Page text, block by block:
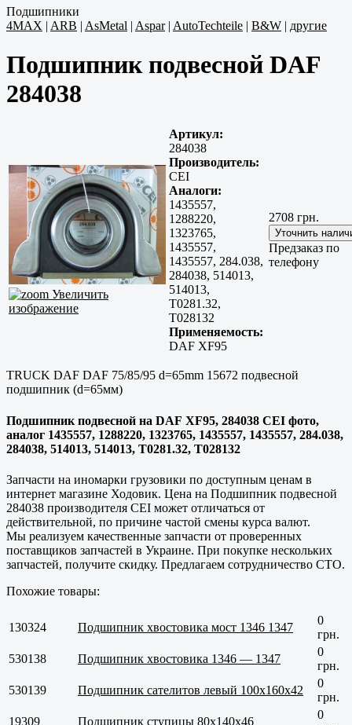
Подшипники
4MAX | ARB | AsMetal | Aspar| AutoTechteile | B&W | другие
Подшипник подвесной DAF
284038
Увеличить
изображение
Артикул:
284038
Производитель:
CEI
Аналоги:
1435557,
1288220,
1323765,
1435557,
1435557, 284.038,
284038, 514013,
514013,
T0281.32,
T028132
Применяемость:
DAF XF95
2708 грн.
Предзаказ по
телефону
TRUCK DAF DAF 75/85/95 d=65mm 15672 подвесной
подшипник (d=65мм)
Подшипник подвесной на DAF XF95, 284038 CEI фото,
аналог 1435557, 1288220, 1323765, 1435557, 1435557, 284.038,
284038, 514013, 514013, T0281.32, T028132
Запчасти на иномарки грузовики по доступным ценам в
интернет магазине Ходовик. Цена на Подшипник подвесной
284038 производителя CEI может отличаться от
действительной, по причине частой смены курса валют.
Мы реализуем качественные запчасти от проверенных
поставщиков запчастей в Украине. При покупке нескольких
запчастей, получите скидку. Предлагаем сотрудничество СТО.
Похожие товары:
130324 Подшипник хвостовика мост 1346 1347
0
грн.
530138
Подшипник хвостовика 1346 — 1347
0
грн.
530139
Подшипник сателитов левый 100x160x42
0
грн.
19309
Подшипник ступицы 80x140x46
0